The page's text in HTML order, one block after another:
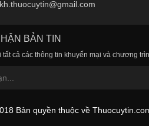
BẢN TIN
cả các thông tin khuyến mại và chương
Bản quyền thuộc về